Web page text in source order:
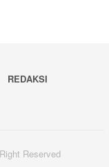
REDAKSI
Reserved